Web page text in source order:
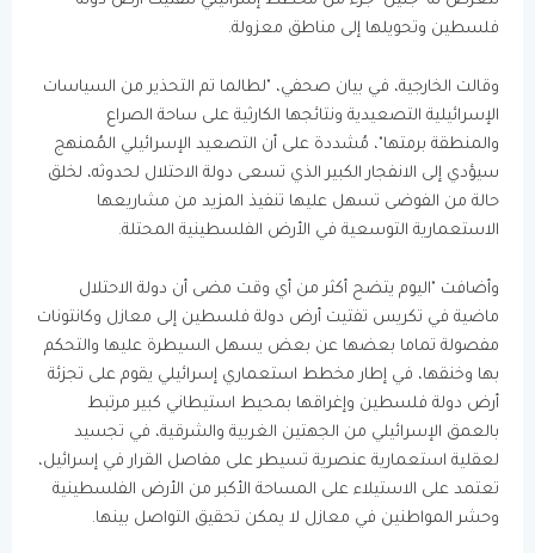
فلسطين وتحويلها إلى مناطق معزولة.
وقالت الخارجية، في بيان صحفي، "لطالما تم التحذير من السياسات
الإسرائيلية التصعيدية ونتائجها الكارثية على ساحة الصراع
والمنطقة برمتها"، مُشددة على أن التصعيد الإسرائيلي المُمنهج
سيؤدي إلى الانفجار الكبير الذي تسعى دولة الاحتلال لحدوثه، لخلق
حالة من الفوضى تسهل عليها تنفيذ المزيد من مشاريعها
الاستعمارية التوسعية في الأرض الفلسطينية المحتلة.
وأضافت "اليوم يتضح أكثر من أي وقت مضى أن دولة الاحتلال
ماضية في تكريس تفتيت أرض دولة فلسطين إلى معازل وكانتونات
مفصولة تماما بعضها عن بعض يسهل السيطرة عليها والتحكم
بها وخنقها، في إطار مخطط استعماري إسرائيلي يقوم على تجزئة
أرض دولة فلسطين وإغراقها بمحيط استيطاني كبير مرتبط
بالعمق الإسرائيلي من الجهتين الغربية والشرقية، في تجسيد
لعقلية استعمارية عنصرية تسيطر على مفاصل القرار في إسرائيل،
تعتمد على الاستيلاء على المساحة الأكبر من الأرض الفلسطينية
وحشر المواطنين في معازل لا يمكن تحقيق التواصل بينها.